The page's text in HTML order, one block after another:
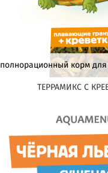
полнорационный корм
ТЕРРАМИКС С